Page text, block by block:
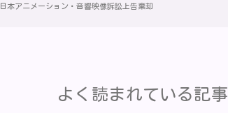
日本アニメーション・音響映像訴訟上告棄却
よく読まれている記事